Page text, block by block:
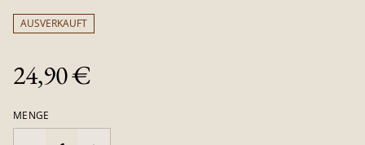
AUSVERKAUFT
24,90 €
MENGE